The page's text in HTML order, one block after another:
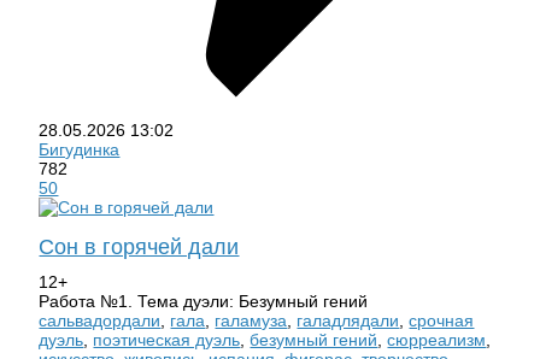
28.05.2026 13:02
Бигудинка
782
50
Сон в горячей дали
12+
Работа №1. Тема дуэли: Безумный гений
сальвадордали
гала галамуза галадлядали ,срочная
дуэль поэтическая дуэль ,безумный гений ,сюрреализм